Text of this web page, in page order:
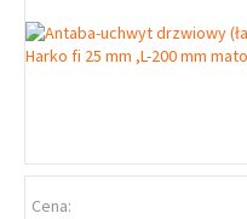
Cena: